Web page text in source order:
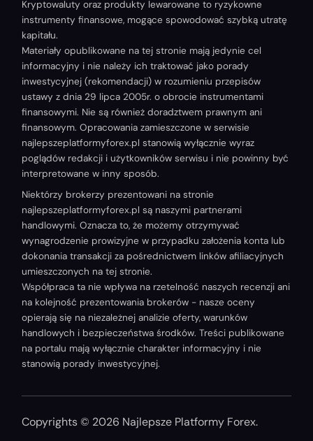
Kryptowaluty oraz produkty lewarowane to ryzykowne
instrumenty finansowe, mogące spowodować szybką utratę
kapitału.
Materiały opublikowane na tej stronie mają jedynie cel
informacyjny i nie należy ich traktować jako porady
inwestycyjnej (rekomendacji) w rozumieniu przepisów
ustawy z dnia 29 lipca 2005r. o obrocie instrumentami
finansowymi. Nie są również doradztwem prawnym ani
finansowym. Opracowania zamieszczone w serwisie
najlepszeplatformyforex.pl stanowią wyłącznie wyraz
poglądów redakcji i użytkowników serwisu i nie powinny być
interpretowane w inny sposób.
Niektórzy brokerzy prezentowani na stronie
najlepszeplatformyforex.pl są naszymi partnerami
handlowymi. Oznacza to, że możemy otrzymywać
wynagrodzenie prowizyjne w przypadku założenia konta lub
dokonania transakcji za pośrednictwem linków afiliacyjnych
umieszczonych na tej stronie.
Współpraca ta nie wpływa na rzetelność naszych recenzji ani
na kolejność prezentowania brokerów - nasze oceny
opierają się na niezależnej analizie oferty, warunków
handlowych i bezpieczeństwa środków. Treści publikowane
na portalu mają wyłącznie charakter informacyjny i nie
stanowią porady inwestycyjnej.
Copyrights © 2026 Najlepsze Platformy Forex.